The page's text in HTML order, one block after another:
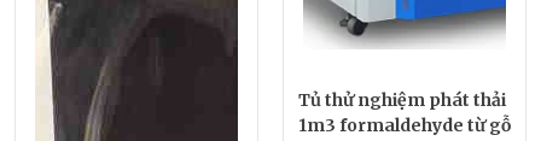
Tủ thử nghiệm phát thải
1m3 formaldehyde từ gỗ